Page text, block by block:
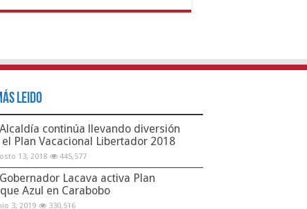
Leido
Alcaldía continúa llevando diversión
el Plan Vacacional Libertador 2018
13, 2018 445,577
Gobernador Lacava activa Plan
Azul en Carabobo
3, 2019 330,516